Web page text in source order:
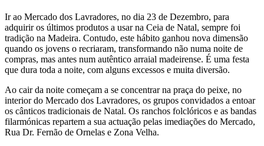
Ir ao Mercado dos Lavradores, no dia 23 de Dezembro, para
adquirir os últimos produtos a usar na Ceia de Natal, sempre foi
tradição na Madeira. Contudo, este hábito ganhou nova dimensão
quando os jovens o recriaram, transformando não numa noite de
compras, mas antes num autêntico arraial madeirense. É uma festa
que dura toda a noite, com alguns excessos e muita diversão.
Ao cair da noite começam a se concentrar na praça do peixe, no
interior do Mercado dos Lavradores, os grupos convidados a entoar
os cânticos tradicionais de Natal. Os ranchos folclóricos e as bandas
filarmónicas repartem a sua actuação pelas imediações do Mercado,
Rua Dr. Fernão de Ornelas e Zona Velha.